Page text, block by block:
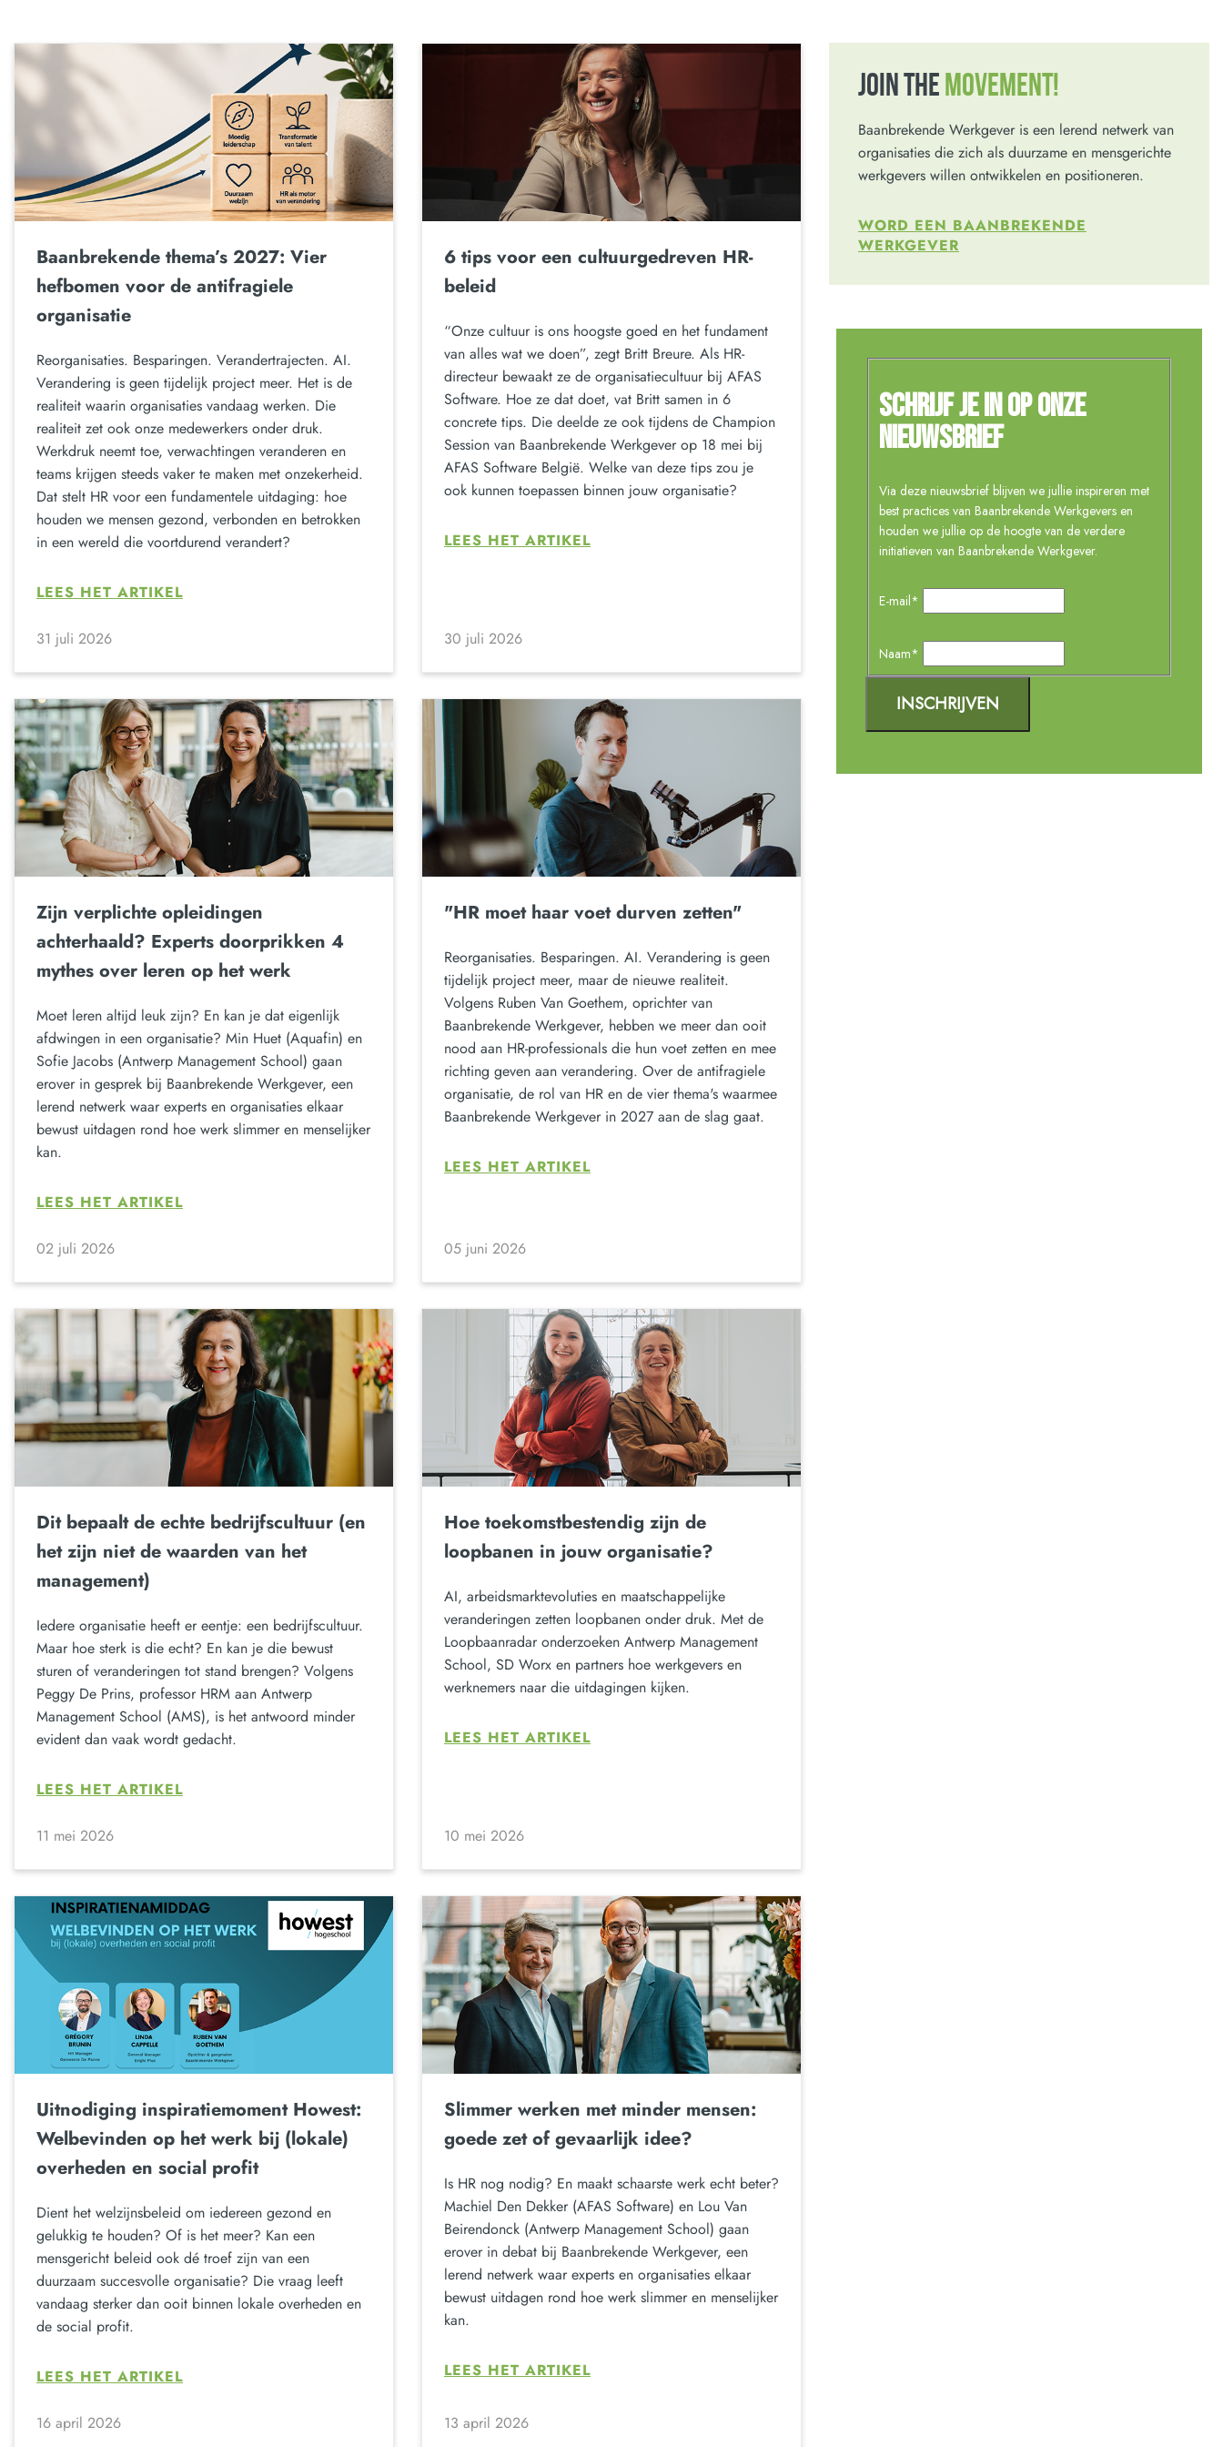
Baanbrekende thema’s 2027: Vier
hefbomen voor de antifragiele
organisatie
Reorganisaties. Besparingen. Verandertrajecten. AI.
Verandering is geen tijdelijk project meer. Het is de
realiteit waarin organisaties vandaag werken. Die
realiteit zet ook onze medewerkers onder druk.
Werkdruk neemt toe, verwachtingen veranderen en
teams krijgen steeds vaker te maken met onzekerheid.
Dat stelt HR voor een fundamentele uitdaging: hoe
houden we mensen gezond, verbonden en betrokken
in een wereld die voortdurend verandert?
LEES HET ARTIKEL
31 juli 2026
6 tips voor een cultuurgedreven HR-
beleid
“Onze cultuur is ons hoogste goed en het fundament
van alles wat we doen”, zegt Britt Breure. Als HR-
directeur bewaakt ze de organisatiecultuur bij AFAS
Software. Hoe ze dat doet, vat Britt samen in 6
concrete tips. Die deelde ze ook tijdens de Champion
Session van Baanbrekende Werkgever op 18 mei bij
AFAS Software België. Welke van deze tips zou je
ook kunnen toepassen binnen jouw organisatie?
LEES HET ARTIKEL
30 juli 2026
Zijn verplichte opleidingen
achterhaald? Experts doorprikken 4
mythes over leren op het werk
Moet leren altijd leuk zijn? En kan je dat eigenlijk
afdwingen in een organisatie? Min Huet (Aquafin) en
Sofie Jacobs (Antwerp Management School) gaan
erover in gesprek bij Baanbrekende Werkgever, een
lerend netwerk waar experts en organisaties elkaar
bewust uitdagen rond hoe werk slimmer en menselijker
kan.
LEES HET ARTIKEL
02 juli 2026
"HR moet haar voet durven zetten"
Reorganisaties. Besparingen. AI. Verandering is geen
tijdelijk project meer, maar de nieuwe realiteit.
Volgens Ruben Van Goethem, oprichter van
Baanbrekende Werkgever, hebben we meer dan ooit
nood aan HR-professionals die hun voet zetten en mee
richting geven aan verandering. Over de antifragiele
organisatie, de rol van HR en de vier thema's waarmee
Baanbrekende Werkgever in 2027 aan de slag gaat.
LEES HET ARTIKEL
05 juni 2026
Dit bepaalt de echte bedrijfscultuur (en
het zijn niet de waarden van het
management)
Iedere organisatie heeft er eentje: een bedrijfscultuur.
Maar hoe sterk is die echt? En kan je die bewust
sturen of veranderingen tot stand brengen? Volgens
Peggy De Prins, professor HRM aan Antwerp
Management School (AMS), is het antwoord minder
evident dan vaak wordt gedacht.
LEES HET ARTIKEL
11 mei 2026
Hoe toekomstbestendig zijn de
loopbanen in jouw organisatie?
AI, arbeidsmarktevoluties en maatschappelijke
veranderingen zetten loopbanen onder druk. Met de
Loopbaanradar onderzoeken Antwerp Management
School, SD Worx en partners hoe werkgevers en
werknemers naar die uitdagingen kijken.
LEES HET ARTIKEL
10 mei 2026
Uitnodiging inspiratiemoment Howest:
Welbevinden op het werk bij (lokale)
overheden en social profit
Dient het welzijnsbeleid om iedereen gezond en
gelukkig te houden? Of is het meer? Kan een
mensgericht beleid ook dé troef zijn van een
duurzaam succesvolle organisatie? Die vraag leeft
vandaag sterker dan ooit binnen lokale overheden en
de social profit.
LEES HET ARTIKEL
16 april 2026
Slimmer werken met minder mensen:
goede zet of gevaarlijk idee?
Is HR nog nodig? En maakt schaarste werk echt beter?
Machiel Den Dekker (AFAS Software) en Lou Van
Beirendonck (Antwerp Management School) gaan
erover in debat bij Baanbrekende Werkgever, een
lerend netwerk waar experts en organisaties elkaar
bewust uitdagen rond hoe werk slimmer en menselijker
kan.
LEES HET ARTIKEL
13 april 2026
JOIN THE MOVEMENT!
Baanbrekende Werkgever is een lerend netwerk van
organisaties die zich als duurzame en mensgerichte
werkgevers willen ontwikkelen en positioneren.
WORD EEN BAANBREKENDE
WERKGEVER